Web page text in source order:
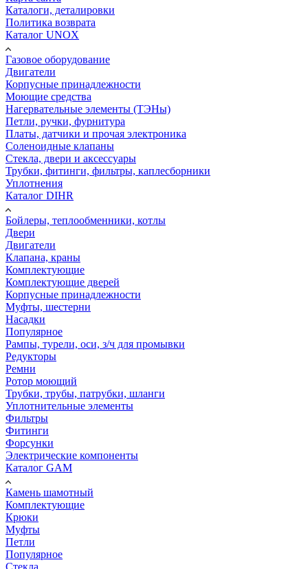
Каталоги, деталировки
Политика возврата
Каталог UNOX
Газовое оборудование
Двигатели
Корпусные принадлежности
Моющие средства
Нагервательные элементы (ТЭНы)
Петли, ручки, фурнитура
Платы, датчики и прочая электроника
Соленоидные клапаны
Стекла, двери и аксессуары
Трубки, фитинги, фильтры, каплесборники
Уплотнения
Каталог DIHR
Бойлеры, теплообменники, котлы
Двери
Двигатели
Клапана, краны
Комплектующие
Комплектующие дверей
Корпусные принадлежности
Муфты, шестерни
Насадки
Популярное
Рампы, турели, оси, з/ч для промывки
Редукторы
Ремни
Ротор моющий
Трубки, трубы, патрубки, шланги
Уплотнительные элементы
Фильтры
Фитинги
Форсунки
Электрические компоненты
Каталог GAM
Камень шамотный
Комплектующие
Крюки
Муфты
Петли
Популярное